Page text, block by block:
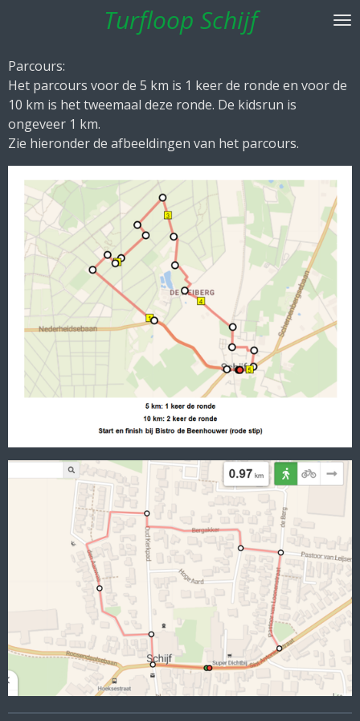
de
hoofdinhoud
Turfloop Schijf
Parcours:
Het parcours voor de 5 km is 1 keer de ronde en voor de
10 km is het tweemaal deze ronde. De kidsrun is
ongeveer 1 km.
Zie hieronder de afbeeldingen van het parcours.